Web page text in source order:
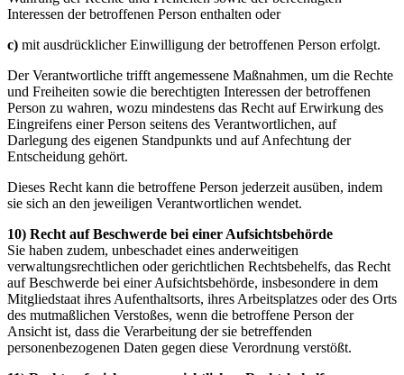
Interessen der betroffenen Person enthalten oder
c) mit ausdrücklicher Einwilligung der betroffenen Person erfolgt.
Der Verantwortliche trifft angemessene Maßnahmen, um die Rechte
und Freiheiten sowie die berechtigten Interessen der betroffenen
Person zu wahren, wozu mindestens das Recht auf Erwirkung des
Eingreifens einer Person seitens des Verantwortlichen, auf
Darlegung des eigenen Standpunkts und auf Anfechtung der
Entscheidung gehört.
Dieses Recht kann die betroffene Person jederzeit ausüben, indem
sie sich an den jeweiligen Verantwortlichen wendet.
10) Recht auf Beschwerde bei einer Aufsichtsbehörde
Sie haben zudem, unbeschadet eines anderweitigen
verwaltungsrechtlichen oder gerichtlichen Rechtsbehelfs, das Recht
auf Beschwerde bei einer Aufsichtsbehörde, insbesondere in dem
Mitgliedstaat ihres Aufenthaltsorts, ihres Arbeitsplatzes oder des Orts
des mutmaßlichen Verstoßes, wenn die betroffene Person der
Ansicht ist, dass die Verarbeitung der sie betreffenden
personenbezogenen Daten gegen diese Verordnung verstößt.